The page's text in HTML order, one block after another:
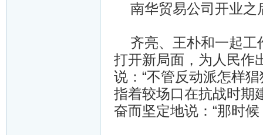
南华贸易公司开业之
齐亮、王朴和一起工
打开新局面，为人民作
说：“不管反动派怎样
指着较场口在抗战时期
奋而坚定地说：“那时